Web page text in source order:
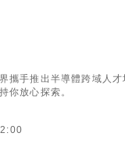
攜手推出半導體跨域人
你放心探索。